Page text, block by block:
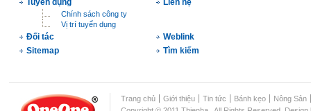
Tuyển dụng
Chính sách công ty
Vị trí tuyển dụng
Liên hệ
Đối tác
Weblink
Sitemap
Tìm kiếm
Trang chủ Giới thiệu Tin tức Bánh kẹo
Nông Sản